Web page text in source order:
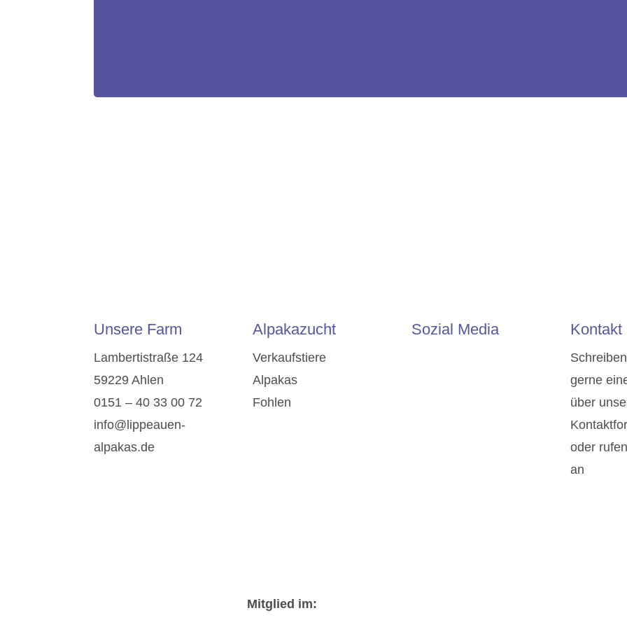
Unsere Farm
Lambertistraße 124
59229 Ahlen
0151 – 40 33 00 72
info@lippeauen-
alpakas.de
Alpakazucht
Verkaufstiere
Alpakas
Fohlen
Sozial Media Kontakt
gerne
über
oder
an
Mitglied im: